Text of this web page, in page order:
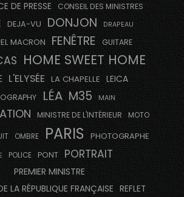
DE PRESSE CONSEIL DES MINISTRES
DEJA-VU DONJON DRAPEAU
MACRON FENÊTRE GUITARE
HOME SWEET HOME
L'ELYSÉE LA CHAPELLE LEICA
LÉA M35 MAIN
MINISTRE DE L'INTÉRIEUR MOTO
OMBRE PARIS PHOTOGRAPHE
POLICE PONT PORTRAIT
PREMIER MINISTRE
LA RÉPUBLIQUE FRANÇAISE REFLET